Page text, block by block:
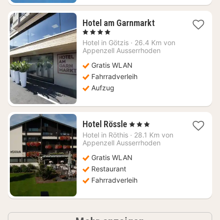
Hotel am Garnmarkt1
ab
188,60
, 4 Sterne
Hotel in Götzis · 26.4 Km von
Appenzell Ausserrhoden
Gratis WLAN
Fahrradverleih
Aufzug
Hotel Rössle1
Nacht
ab
€
, 3 Sterne
Hotel in Röthis · 28.1 Km von
Appenzell Ausserrhoden
Gratis WLAN
Restaurant
Fahrradverleih